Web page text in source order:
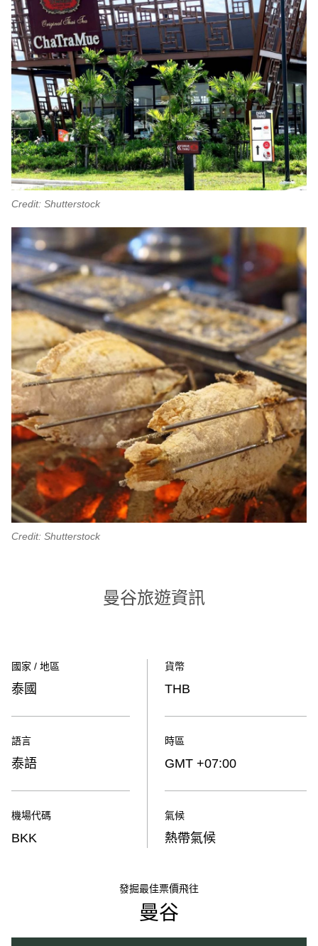
Credit: Shutterstock
Credit: Shutterstock
曼谷旅遊資訊
國家 / 地區
泰國
語言
泰語
機場代碼
BKK
貨幣
THB
時區
GMT +07:00
氣候
熱帶氣候
發掘最佳票價飛往
曼谷